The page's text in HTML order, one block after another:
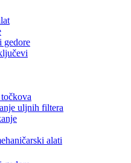
gedore
uljnih filtera
alati